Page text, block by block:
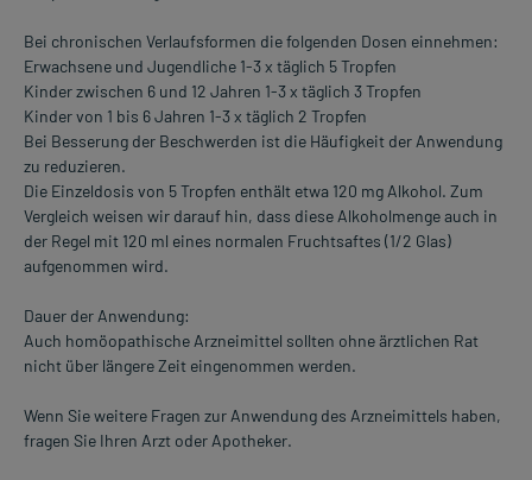
Bei chronischen Verlaufsformen die folgenden Dosen einnehmen:
Erwachsene und Jugendliche 1-3 x täglich 5 Tropfen
Kinder zwischen 6 und 12 Jahren 1-3 x täglich 3 Tropfen
Kinder von 1 bis 6 Jahren 1-3 x täglich 2 Tropfen
Bei Besserung der Beschwerden ist die Häufigkeit der Anwendung
zu reduzieren.
Die Einzeldosis von 5 Tropfen enthält etwa 120 mg Alkohol. Zum
Vergleich weisen wir darauf hin, dass diese Alkoholmenge auch in
der Regel mit 120 ml eines normalen Fruchtsaftes (1/2 Glas)
aufgenommen wird.
Dauer der Anwendung:
Auch homöopathische Arzneimittel sollten ohne ärztlichen Rat
nicht über längere Zeit eingenommen werden.
Wenn Sie weitere Fragen zur Anwendung des Arzneimittels haben,
fragen Sie Ihren Arzt oder Apotheker.